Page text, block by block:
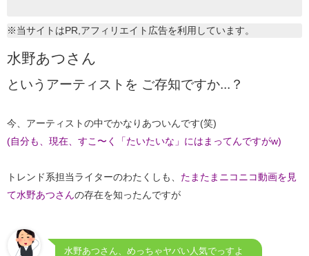
※当サイトはPR,アフィリエイト広告を利用しています。
水野あつさん
というアーティストを ご存知ですか...？
今、アーティストの中でかなりあついんです(笑)
(自分も、現在、すこ〜く「たいたいな」にはまってんですがw)
トレンド系担当ライターのわたくしも、 たまたまニコニコ動画を見
て水野あつさん の存在を知ったんですが
水野あつさん、めっちゃヤバい人気でっすよ